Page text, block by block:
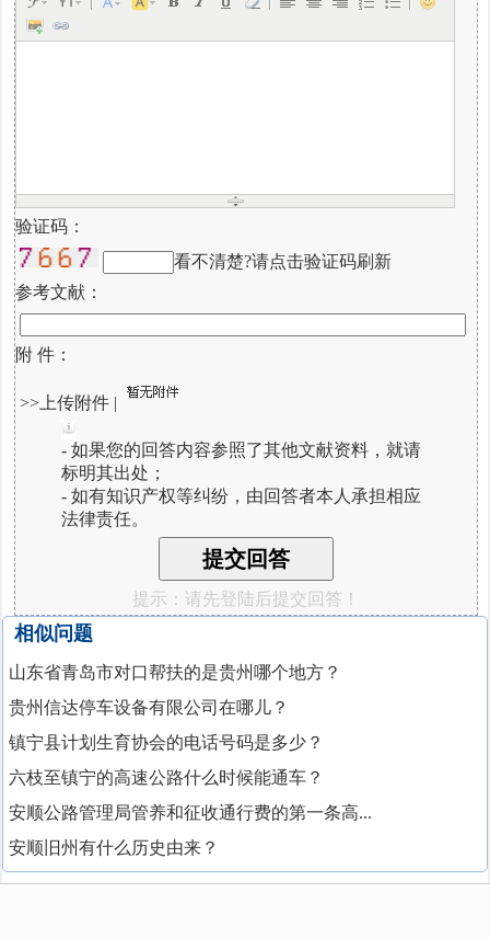
验证码：
看不清楚?请点击验证码刷新
参考文献：
附 件：
>>上传附件 |
- 如果您的回答内容参照了其他文献资料，就请
标明其出处；
- 如有知识产权等纠纷，由回答者本人承担相应
法律责任。
提示：请先登陆后提交回答！
相似问题
山东省青岛市对口帮扶的是贵州哪个地方？
贵州信达停车设备有限公司在哪儿？
镇宁县计划生育协会的电话号码是多少？
六枝至镇宁的高速公路什么时候能通车？
安顺公路管理局管养和征收通行费的第一条高...
安顺旧州有什么历史由来？